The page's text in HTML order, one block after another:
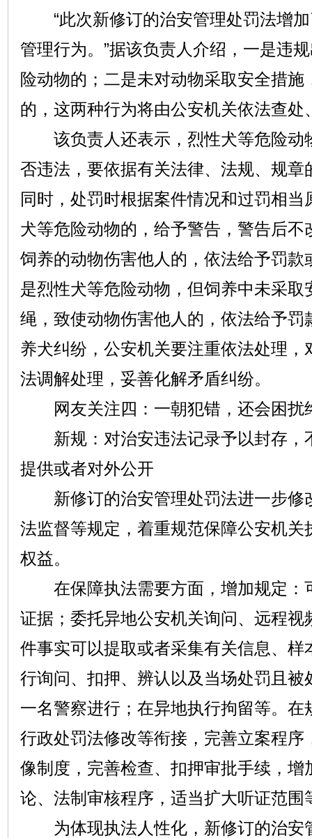
“此次新修订的治安管理处罚法增加
管理行为。”据该负责人介绍，一是违
险动物的；二是未对动物采取安全措施
的，这两种行为将由公安机关依法查处
该负责人还表示，烈性犬等危险动
否违法，要依据有关法律、法规、规章
同时，处罚时根据案件情况和过罚相
犬等危险动物的，给予警告，警告后不
饲养的动物伤害他人的，依法给予罚款
是烈性犬等危险动物，但饲养中未采取
绳，致使动物伤害他人的，依法给予罚
养犬纠纷，公安机关要注重依法处理，
法调解处理，妥善化解矛盾纠纷。
网友关注四：一朝犯错，还会困扰
新规：对治安违法记录予以封存，
提供或者对外公开
新修订的治安管理处罚法进一步修
法监督等规定，着重规范保障公安机关
权益。
在保障执法需要方面，增加规定：
证据；委托异地公安机关询问、远程视
件事实可以提取或者采集有关信息、样
行询问、扣押、辨认以及当场处罚且被
一名警察进行；在异地执行拘留等。在
行政处罚法修改等衔接，完善立案程序
像制度，完善检查、扣押审批手续，增
论、法制审核程序，适当扩大听证范围
为体现执法人性化，新修订的治安